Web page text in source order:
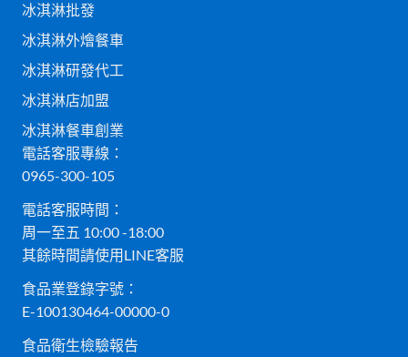
冰淇淋批發
冰淇淋外燴餐車
冰淇淋研發代工
冰淇淋店加盟
冰淇淋餐車創業
電話客服專線：
0965-300-105
電話客服時間：
周一至五 10:00 -18:00
其餘時間請使用LINE客服
食品業登錄字號：
E-100130464-00000-0
食品衛生檢驗報告